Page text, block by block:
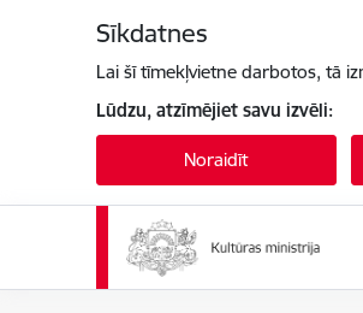
Sīkdatnes
Lai šī tīmekļvietne darbotos, tā
Lūdzu, atzīmējiet savu izvēli:
Noraidīt